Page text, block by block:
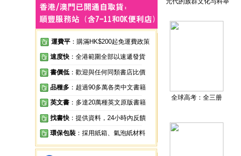
運費平 ：購滿HK$200起免運費政策
速度快 ：全港範圍全部以速遞發貨
書價低 ：歡迎與任何同類書店比價
品種多 ：超過90多萬各类中文書籍
英文書 ：多達20萬種英文原版書籍
找書快 ：提供資料，24小時內反饋
環保包裝 ：採用紙箱、氣泡紙材料
全球高考：全三册